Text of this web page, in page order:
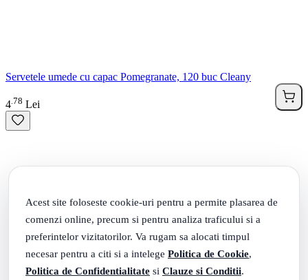
Acest site foloseste cookie-uri pentru a permite plasarea de
comenzi online, precum si pentru analiza traficului si a
preferintelor vizitatorilor. Va rugam sa alocati timpul
necesar pentru a citi si a intelege Politica de Cookie,
Politica de Confidentialitate si Clauze si Conditii.
Servetele umede cu capac Pomegranate, 120 buc Cleany
4 78 Lei